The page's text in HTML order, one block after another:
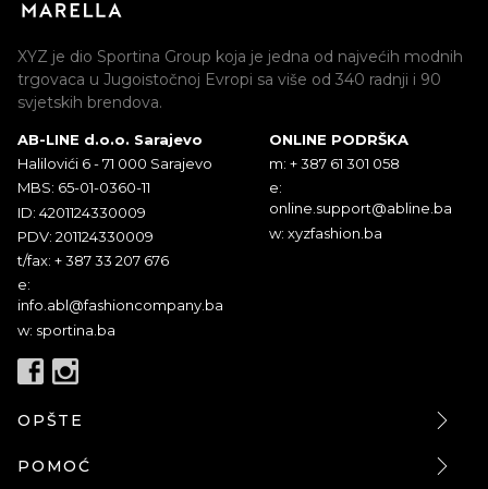
XYZ je dio Sportina Group koja je jedna od najvećih modnih
trgovaca u Jugoistočnoj Evropi sa više od 340 radnji i 90
svjetskih brendova.
AB-LINE d.o.o. Sarajevo
Halilovići 6 - 71 000 Sarajevo
MBS: 65-01-0360-11
ID: 4201124330009
PDV: 201124330009
t/fax: + 387 33 207 676
e:
info.abl@fashioncompany.ba
w: sportina.ba
ONLINE PODRŠKA
m: + 387 61 301 058
e:
online.support@abline.ba
w: xyzfashion.ba
OPŠTE
POMOĆ